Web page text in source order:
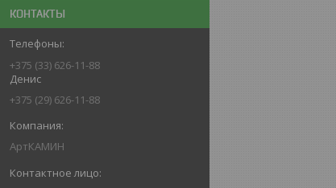
КОНТАКТЫ
+375 (33) 626-11-88
Денис
+375 (29) 626-11-88
АртКАМИН